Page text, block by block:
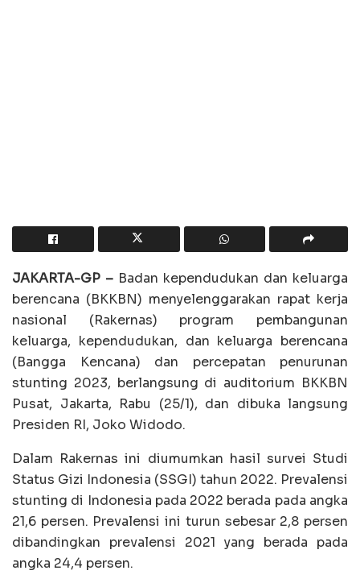
JAKARTA-GP – Badan kependudukan dan keluarga
berencana (BKKBN) menyelenggarakan rapat kerja
nasional (Rakernas) program pembangunan
keluarga, kependudukan, dan keluarga berencana
(Bangga Kencana) dan percepatan penurunan
stunting 2023, berlangsung di auditorium BKKBN
Pusat, Jakarta, Rabu (25/1), dan dibuka langsung
Presiden RI, Joko Widodo.
Dalam Rakernas ini diumumkan hasil survei Studi
Status Gizi Indonesia (SSGI) tahun 2022. Prevalensi
stunting di Indonesia pada 2022 berada pada angka
21,6 persen. Prevalensi ini turun sebesar 2,8 persen
dibandingkan prevalensi 2021 yang berada pada
angka 24,4 persen.